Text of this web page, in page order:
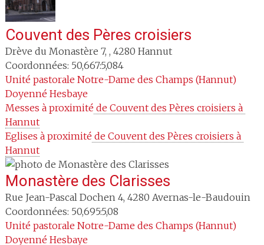
Couvent des Pères croisiers
Drève du Monastère 7, , 4280 Hannut
Coordonnées: 50,667:5,084
Unité pastorale Notre-Dame des Champs (Hannut)
Doyenné Hesbaye
Messes à proximité de Couvent des Pères croisiers à
Hannut
Eglises à proximité de Couvent des Pères croisiers à
Hannut
Monastère des Clarisses
Rue Jean-Pascal Dochen 4, 4280 Avernas-le-Baudouin
Coordonnées: 50,695:5,08
Unité pastorale Notre-Dame des Champs (Hannut)
Doyenné Hesbaye